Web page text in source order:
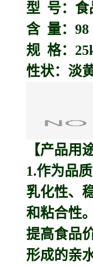
型 号：食
含 量：98
规 格：
性状：淡
【产品用
1.作为品
乳化性、
和粘合性
提高食品
形成的亲